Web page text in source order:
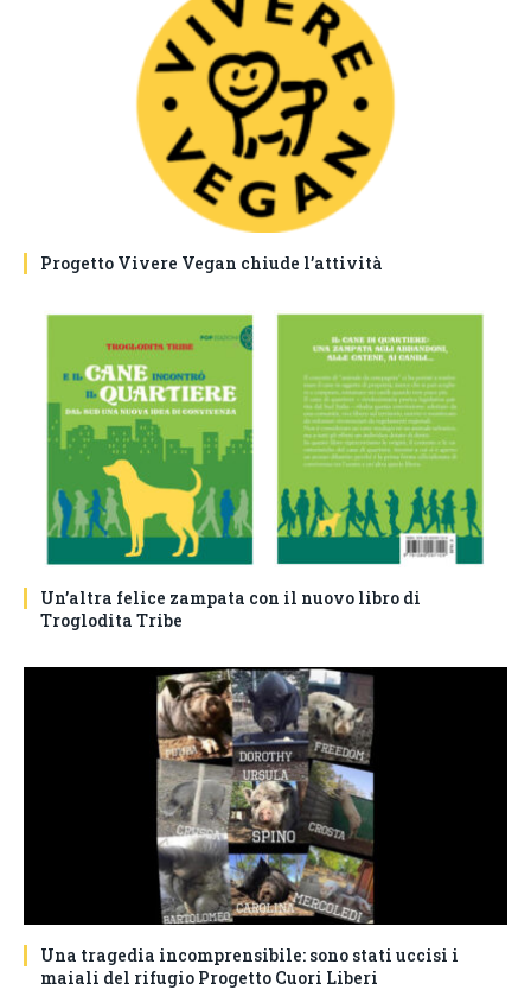
Progetto Vivere Vegan chiude l’attività
Un’altra felice zampata con il nuovo libro di
Troglodita Tribe
Una tragedia incomprensibile: sono stati uccisi i
maiali del rifugio Progetto Cuori Liberi